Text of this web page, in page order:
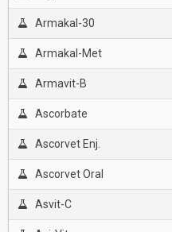
Armakal-30
Armakal-Met
Armavit-B
Ascorbate
Ascorvet Enj.
Ascorvet Oral
Asvit-C